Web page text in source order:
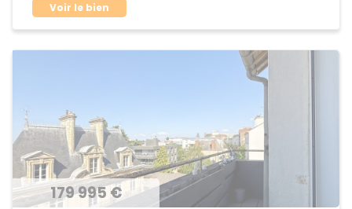
Voir le bien
179 995 €